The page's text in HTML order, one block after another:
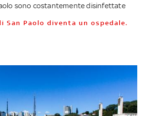
sono costantemente disinfettate